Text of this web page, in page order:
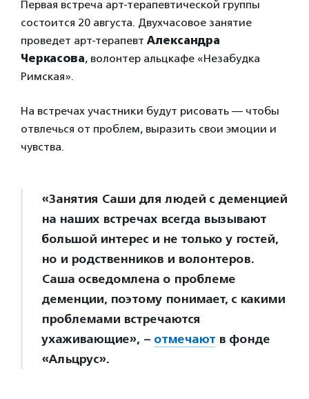
Первая встреча арт-терапевтической группы
состоится 20 августа. Двухчасовое занятие
проведет арт-терапевт Александра
Черкасова, волонтер альцкафе «Незабудка
Римская».
На встречах участники будут рисовать — чтобы
отвлечься от проблем, выразить свои эмоции и
чувства.
«Занятия Саши для людей с деменцией
на наших встречах всегда вызывают
большой интерес и не только у гостей,
но и родственников и волонтеров.
Саша осведомлена о проблеме
деменции, поэтому понимает, с какими
проблемами встречаются
ухаживающие», – отмечают в фонде
«Альцрус».